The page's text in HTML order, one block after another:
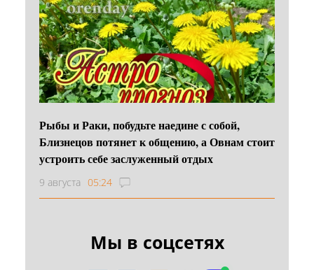
Рыбы и Раки, побудьте наедине с собой,
Близнецов потянет к общению, а Овнам стоит
устроить себе заслуженный отдых
9 августа 05:24
Мы в соцсетях